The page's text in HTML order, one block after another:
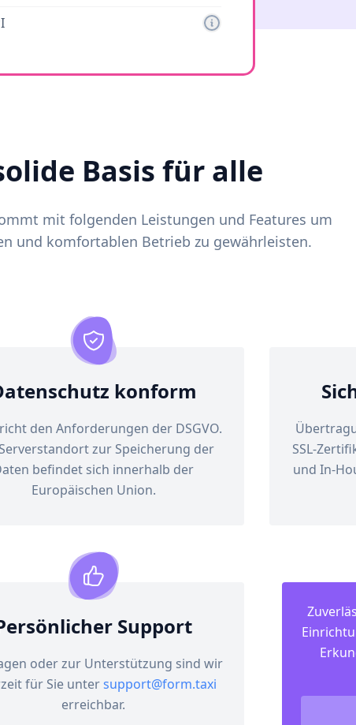
Basis für alle
mit folgenden Leistungen und Features um
und komfortablen Betrieb zu gewährleisten.
konform
den Anforderungen der DSGVO.
zur Speicherung der
befindet sich innerhalb der
Europäischen Union.
SSL-
und In-
Support
oder zur Unterstützung sind wir
für Sie untersupport@form.taxi
erreichbar.